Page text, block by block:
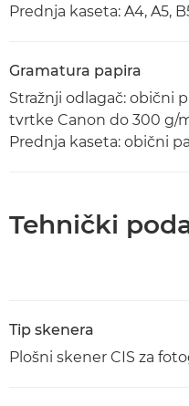
Prednja kaseta: A4, A5,
Gramatura papira
Stražnji odlagač: obični
tvrtke Canon do 300 g/
Prednja kaseta: obični
Tehnički
Tip skenera
Plošni skener CIS za